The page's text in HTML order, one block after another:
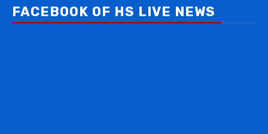
FACEBOOK OF HS LIVE NEWS